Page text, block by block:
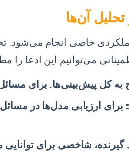
خاصی انجام می‌شود.
می‌توانیم این ادعا را
کل پیش‌بینی‌ها. برای
برای ارزیابی مدل‌ها در
شاخصی برای